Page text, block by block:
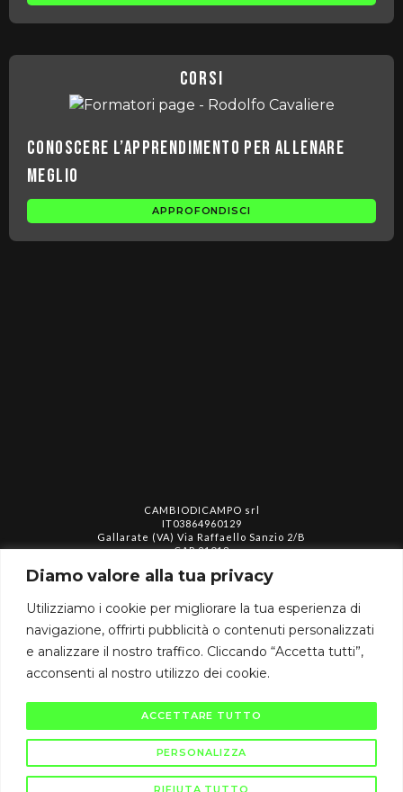
Diamo valore alla tua privacy
Utilizziamo i cookie per migliorare la tua esperienza di
navigazione, offrirti pubblicità o contenuti personalizzati
e analizzare il nostro traffico. Cliccando “Accetta tutti”,
acconsenti al nostro utilizzo dei cookie.
PERSONALIZZA
RIFIUTA TUTTO
ACCETTARE TUTTO
corsi
Conoscere l’apprendimento per allenare
meglio
APPROFONDISCI
CAMBIODICAMPO srl
IT03864960129
Gallarate (VA) Via Raffaello Sanzio 2/B
CAP 21013
assistenza@cambiodicampo.com
Termini e condizioni